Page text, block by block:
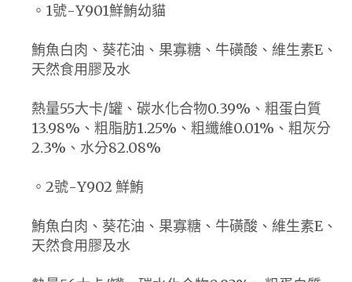
。1號-Y901鮮鮪幼貓
鮪魚白肉、葵花油、果寡糖、牛磺酸、維生素E、
天然食用膠及水
熱量55大卡/罐、碳水化合物0.39%、粗蛋白質
13.98%、粗脂肪1.25%、粗纖維0.01%、粗灰分
2.3%、水分82.08%
。2號-Y902 鮮鮪
鮪魚白肉、葵花油、果寡糖、牛磺酸、維生素E、
天然食用膠及水